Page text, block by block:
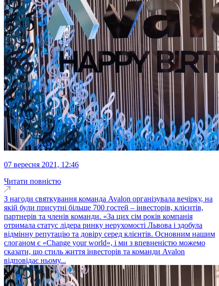
07 вересня 2021, 12:46
Читати повністю
З нагоди святкування команда Avalon організувала вечірку, на
якій були присутні більше 700 гостей – інвесторів, клієнтів,
партнерів та членів команди. «За цих сім років компанія
отримала статус лідера ринку нерухомості Львова і здобула
відмінну репутацію та довіру серед клієнтів. Основним нашим
слоганом є «Change your world», і ми з впевненістю можемо
сказати, що стиль життя інвесторів та команди Avalon
відповідає ньому...